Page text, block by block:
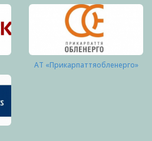
АТ «Прикарпаттяобленерго»